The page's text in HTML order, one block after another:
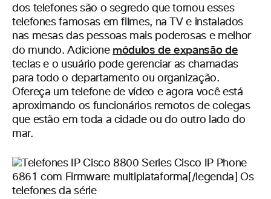
dos telefones são o segredo que tornou esses
telefones famosas em filmes, na TV e instalados
nas mesas das pessoas mais poderosas e melhor
do mundo. Adicione módulos de expansão de
teclas e o usuário pode gerenciar as chamadas
para todo o departamento ou organização.
Ofereça um telefone de vídeo e agora você está
aproximando os funcionários remotos de colegas
que estão em toda a cidade ou do outro lado do
mar.
Cisco IP Phone
6861 com Firmware multiplataforma[/legenda] Os
telefones da série